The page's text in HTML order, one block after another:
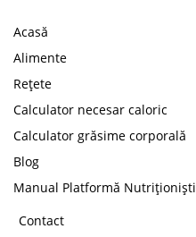
Acasă
Alimente
Rețete
Calculator necesar caloric
Calculator grăsime corporală
Blog
Manual Platformă Nutriționiști
Contact